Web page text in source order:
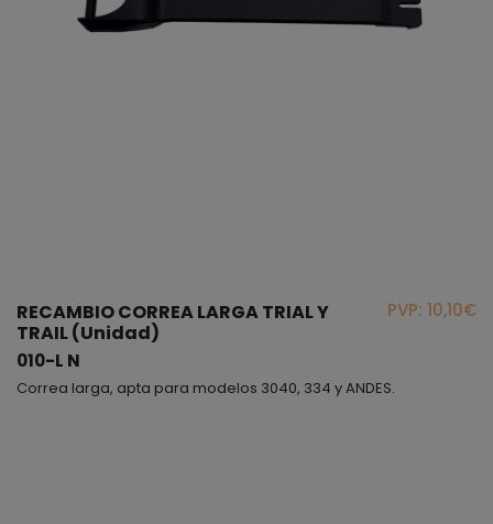
RECAMBIO CORREA LARGA TRIAL Y
TRAIL (Unidad)
010-L N
PVP: 10,10€
Correa larga, apta para modelos 3040, 334 y ANDES.